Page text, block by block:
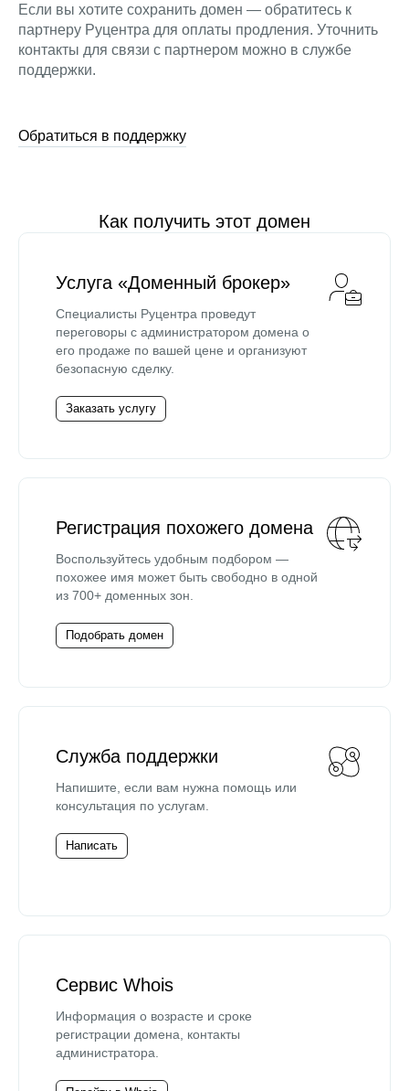
Если вы хотите сохранить домен — обратитесь к
партнеру Руцентра для оплаты продления. Уточнить
контакты для связи с партнером можно в службе
поддержки.
Обратиться в поддержку
Как получить этот домен
Услуга «Доменный брокер»
Специалисты Руцентра проведут
переговоры с администратором домена о
его продаже по вашей цене и организуют
безопасную сделку.
Заказать услугу
Регистрация похожего домена
Воспользуйтесь удобным подбором —
похожее имя может быть свободно в одной
из 700+ доменных зон.
Подобрать домен
Служба поддержки
Напишите, если вам нужна помощь или
консультация по услугам.
Написать
Сервис Whois
Информация о возрасте и сроке
регистрации домена, контакты
администратора.